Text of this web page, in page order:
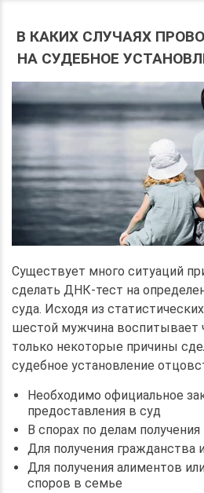
В КАКИХ СЛУЧАЯХ
НА СУДЕБНОЕ
Существует много ситуаций
сделать ДНК-тест на
суда. Исходя из
шестой мужчина воспитывает
только некоторые причины
судебное установление
Необходимо официальное
предоставления в суд
В спорах по делам
Для получения гражданства
Для получения алиментов
споров в семье